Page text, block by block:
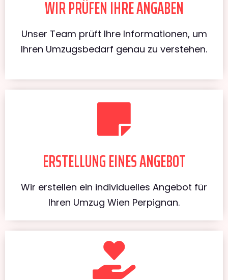
WIR PRÜFEN IHRE ANGABEN
Unser Team prüft Ihre Informationen, um
Ihren Umzugsbedarf genau zu verstehen.
ERSTELLUNG EINES ANGEBOT
Wir erstellen ein individuelles Angebot für
Ihren Umzug Wien Perpignan.